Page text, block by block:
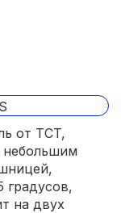
от TCT,
небольшим
градусов,
на двух